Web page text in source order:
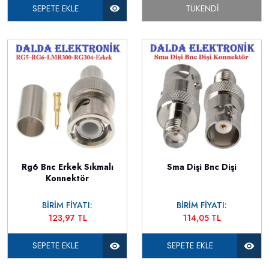
SEPETE EKLE TÜKENDI
Rg6 Bnc Erkek Sıkmalı
Konnektör
BİRİM FİYATI:
123,97 TL
SEPETE EKLE
Sma Dişi Bnc Dişi
BİRİM FİYATI:
114,05 TL
SEPETE EKLE